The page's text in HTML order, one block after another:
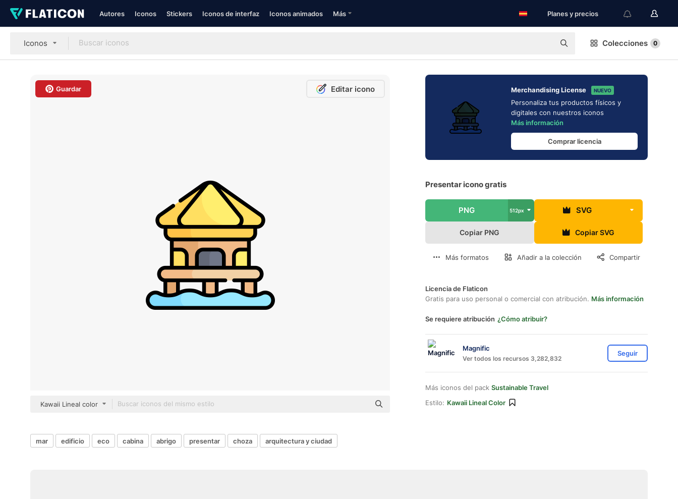
Autores Iconos Stickers Iconos de interfaz Iconos animados Más Planes y precios
Iconos Colecciones 0
Guardar Editar icono
Kawaii Lineal color
Merchandising License NUEVO
Personaliza tus productos físicos y
digitales con nuestros iconos
Más información
Comprar licencia
Presentar icono gratis
PNG 512px SVG
Copiar PNG Copiar SVG
Más formatos Añadir a la colección Compartir
Licencia de Flaticon
Gratis para uso personal o comercial con atribución. Más información
Se requiere atribución ¿Cómo atribuir?
Magnific
Ver todos los recursos 3,282,832
Seguir
Más iconos del pack Sustainable Travel
Estilo: Kawaii Lineal Color
mar edificio eco cabina abrigo presentar choza arquitectura y ciudad